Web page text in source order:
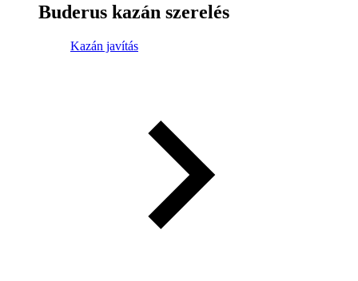
Buderus kazán szerelés
Kazán javítás